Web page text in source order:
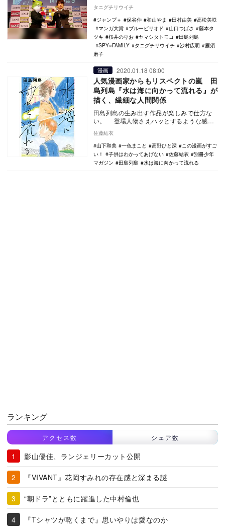
賞」202…
タニグチリウイチ
ジャンプ＋
保谷伸 和山やま 田村由美
高松美咲
マンガ大賞
ブルーピリオド 山口つばさ
藤本タ
ツキ
桜井のりお ヤマシタトモコ
田島列島
SPY×FAMILY
タニグチリウイチ 沙村広明
雁須
磨子
漫画 2020.01.18 08:00
人気漫画家からもリスペクトの嵐 田
島列島『水は海に向かって流れる』が
描く、繊細な人間関係
田島列島の生み出す作品が楽しみで仕方な
い。 登場人物さえハッとするような感情
の変化を見逃さず、その優しくも鋭い視線
で、家族の…
佐藤結衣
山下和美
一色まこと 高野ひと深
この漫画がすご
い！
子供はわかってあげない 佐藤結衣
別冊少年
マガジン
田島列島 水は海に向かって流れる
ランキング
アクセス数 シェア数
影山優佳、ランジェリーカット公開
『VIVANT』花岡すみれの存在感と深まる謎
“朝ドラ”とともに躍進した中村倫也
『Tシャツが乾くまで』思いやりは愛なのか